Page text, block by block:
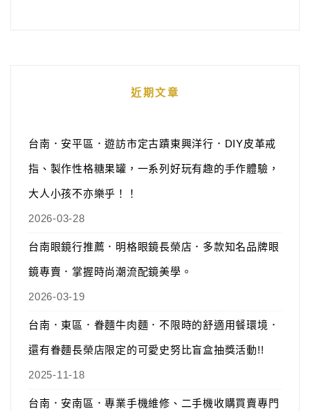
近期文章
台南．安平區．遊訪市定古蹟東興洋行．DIY皮革戒
指、製作性格糖果罐，一系列好玩有趣的手作體驗，
大人小孩不亦樂乎！！
2026-03-28
台南眼鏡行推薦．明格眼鏡長榮店．多款知名品牌眼
鏡專賣．掌握時尚潮流配鏡美學。
2026-03-19
台南．東區．眷麵牛肉麵．不限時的舒適用餐環境．
還有眷麵長榮店限定的可愛史努比盲盒抽獎活動!!
2025-11-18
台南．安南區．專業手機維修、二手機收購買賣專門